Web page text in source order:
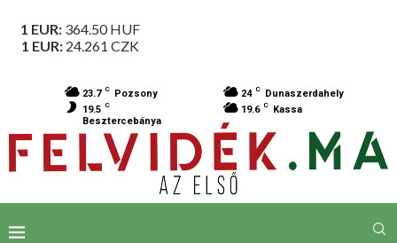
1 EUR: 364.50HUF
1 EUR: 24.261 CZK
23.7 C Pozsony 24 C
Dunaszerdahely
19.5 C
Besztercebánya
19.6 C Kassa